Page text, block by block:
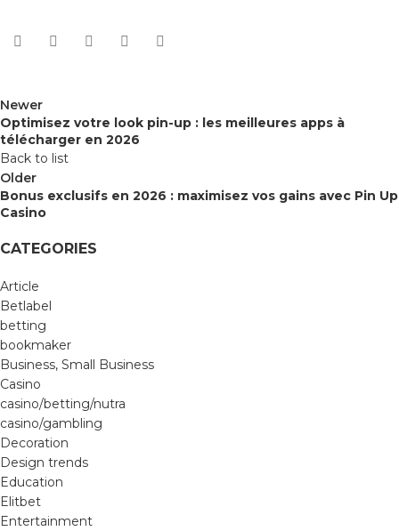
Newer
Optimisez votre look pin-up : les meilleures apps à
télécharger en 2026
Back to list
Older
Bonus exclusifs en 2026 : maximisez vos gains avec Pin Up
Casino
CATEGORIES
Article
Betlabel
betting
bookmaker
Business, Small Business
Casino
casino/betting/nutra
casino/gambling
Decoration
Design trends
Education
Elitbet
Entertainment